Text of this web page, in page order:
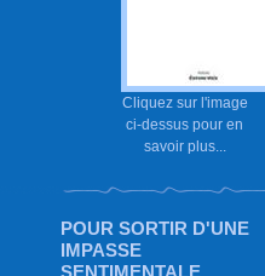
Cliquez sur l'image
ci-dessus pour en
savoir plus...
POUR SORTIR D'UNE
IMPASSE
SENTIMENTALE